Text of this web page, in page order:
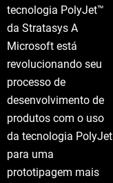
tecnologia PolyJet™
da Stratasys A
Microsoft está
revolucionando seu
processo de
desenvolvimento de
produtos com o uso
da tecnologia PolyJet
para uma
prototipagem mais